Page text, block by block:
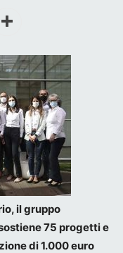
il gruppo
75 progetti e
di 1.000 euro